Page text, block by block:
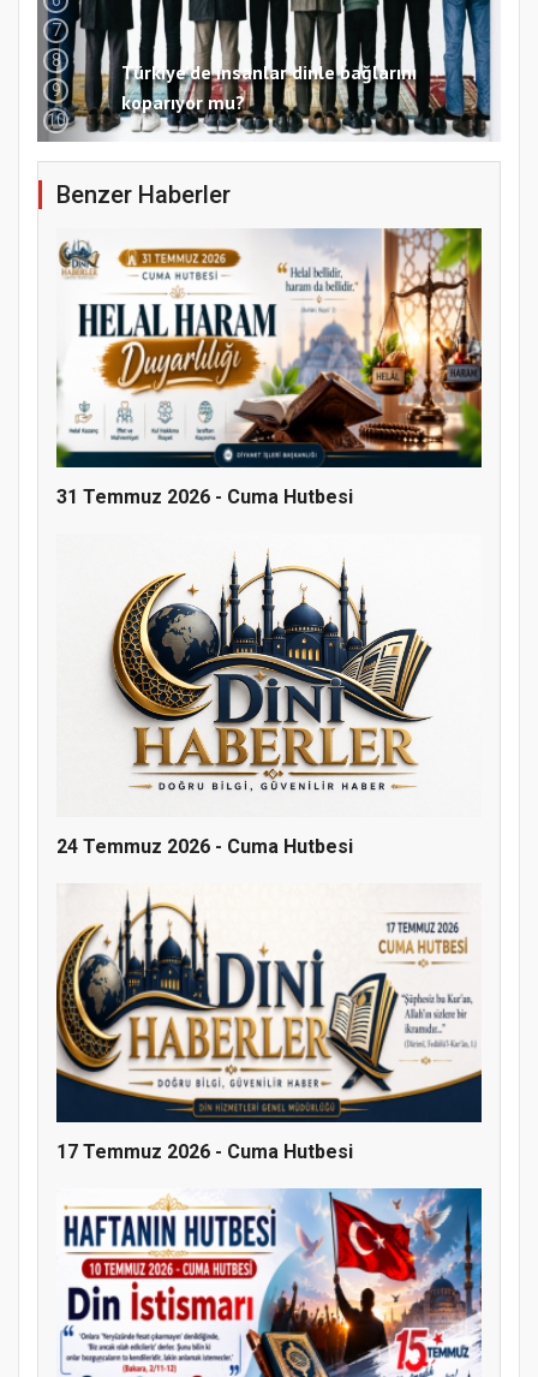
Samsun Atakum’da 15 Temmuz Programı
Doğanyol'da Temel Dini Bilgiler Sınavı
Gerçekleştirildi
7
8
9
10
Benzer Haberler
31 Temmuz 2026 - Cuma Hutbesi
24 Temmuz 2026 - Cuma Hutbesi
17 Temmuz 2026 - Cuma Hutbesi